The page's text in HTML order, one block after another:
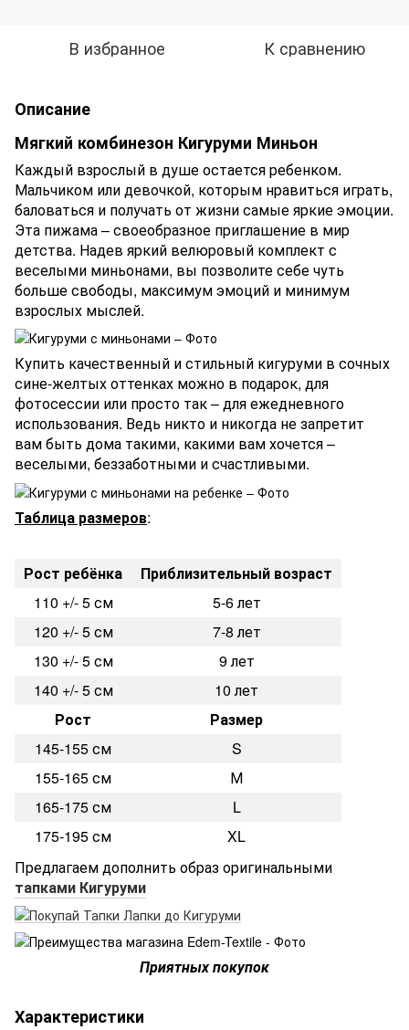
В избранное К сравнению
Описание
Мягкий комбинезон Кигуруми Миньон
Каждый взрослый в душе остается ребенком.
Мальчиком или девочкой, которым нравиться играть,
баловаться и получать от жизни самые яркие эмоции.
Эта пижама – своеобразное приглашение в мир
детства. Надев яркий велюровый комплект с
веселыми миньонами, вы позволите себе чуть
больше свободы, максимум эмоций и минимум
взрослых мыслей.
Купить качественный и стильный кигуруми в сочных
сине-желтых оттенках можно в подарок, для
фотосессии или просто так – для ежедневного
использования. Ведь никто и никогда не запретит
вам быть дома такими, какими вам хочется –
веселыми, беззаботными и счастливыми.
Таблица размеров:
Рост ребёнка
Приблизительный возраст
110 +/- 5 см
5-6 лет
120 +/- 5 см
7-8 лет
130 +/- 5 см
9 лет
140 +/- 5 см
10 лет
Рост
Размер
145-155 см
S
155-165 см
М
165-175 см
L
175-195 см
XL
Предлагаем дополнить образ оригинальными
тапками Кигуруми
Приятных покупок
Характеристики